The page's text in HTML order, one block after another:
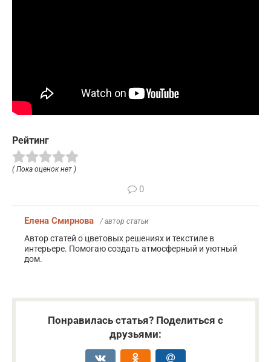
Рейтинг
( Пока оценок нет )
0
Елена Смирнова / автор статьи
Автор статей о цветовых решениях и текстиле в
интерьере. Помогаю создать атмосферный и уютный
дом.
Понравилась статья? Поделиться с
друзьями: